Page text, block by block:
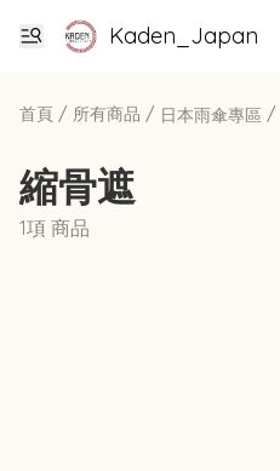
Kaden_Japan
首頁 / 所有商品 / 日本雨傘專區 /
縮骨遮
1項 商品